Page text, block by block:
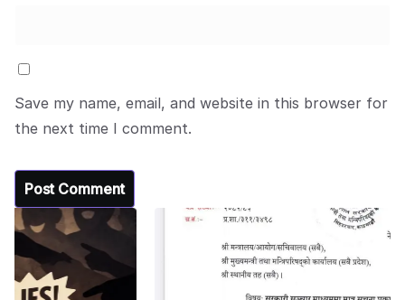
Save my name, email, and website in this browser for
the next time I comment.